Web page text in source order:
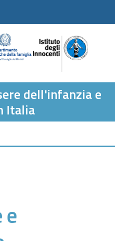
dell'infanzia e
Italia